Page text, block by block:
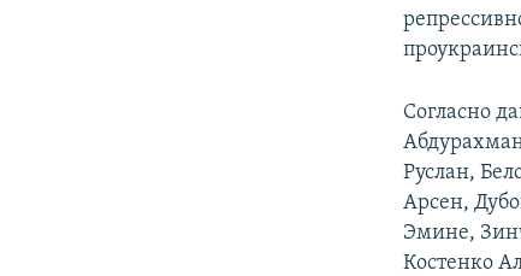
Согласно
Руслан,
Арсен,
Эмине,
Костенко